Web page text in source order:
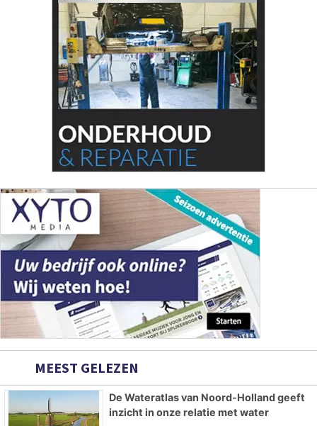
MEEST GELEZEN
De Wateratlas van Noord-Holland geeft
inzicht in onze relatie met water